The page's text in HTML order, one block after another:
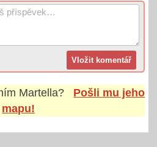
Martella?
Pošli mu jeho
mapu!